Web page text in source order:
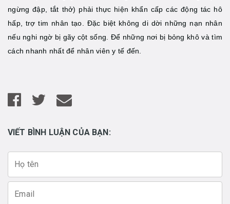
ngừng đập, tắt thở) phải thực hiện khẩn cấp các động tác hô
hấp, trợ tim nhân tạo. Đặc biệt không di dời những nạn nhân
nếu nghi ngờ bị gãy cột sống. Để những nơi bị bỏng khô và tìm
cách nhanh nhất để nhân viên y tế đến.
VIẾT BÌNH LUẬN CỦA BẠN: